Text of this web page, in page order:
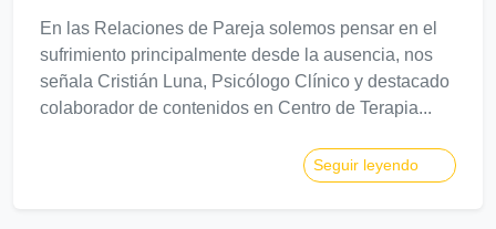
En las Relaciones de Pareja solemos pensar en el
sufrimiento principalmente desde la ausencia, nos
señala Cristián Luna, Psicólogo Clínico y destacado
colaborador de contenidos en Centro de Terapia...
Seguir leyendo